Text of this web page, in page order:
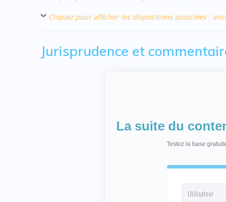
Cliquez pour afficher les dispositions associées :
Jurisprudence et
La suite du
Testez la base